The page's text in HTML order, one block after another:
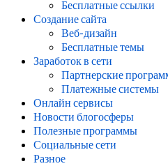
Бесплатные ссылки
Создание сайта
Веб-дизайн
Бесплатные темы
Заработок в сети
Партнерские
Платежные системы
Онлайн сервисы
Новости блогосферы
Полезные программы
Социальные сети
Разное